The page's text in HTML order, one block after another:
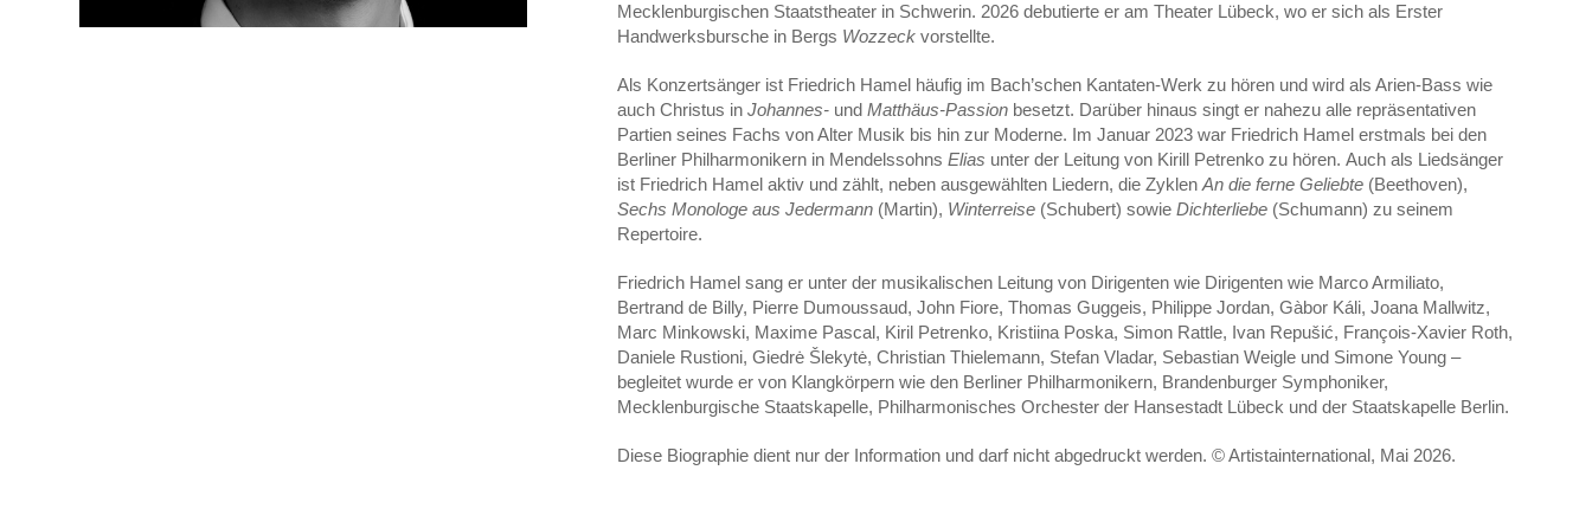
Mecklenburgischen Staatstheater in Schwerin. 2026 debutierte er am Theater Lübeck, wo er sich als Erster
Handwerksbursche in Bergs Wozzeckvorstellte.
Als Konzertsänger ist Friedrich Hamel häufig im Bach’schen Kantaten-Werk zu hören und wird als Arien-Bass wie
auch Christus in Johannes-und Matthäus-Passionbesetzt. Darüber hinaus singt er nahezu alle repräsentativen
Partien seines Fachs von Alter Musik bis hin zur Moderne. Im Januar 2023 war Friedrich Hamel erstmals bei den
Berliner Philharmonikern in Mendelssohns Elias unter der Leitung von Kirill Petrenko zu hören. Auch als Liedsänger
ist Friedrich Hamel aktiv und zählt, neben ausgewählten Liedern, die Zyklen An die ferne Geliebte(Beethoven),
Sechs Monologe aus Jedermann(Martin), Winterreise(Schubert) sowie Dichterliebe(Schumann) zu seinem
Repertoire.
Friedrich Hamel sang er unter der musikalischen Leitung von Dirigenten wie Dirigenten wie Marco Armiliato,
Bertrand de Billy, Pierre Dumoussaud, John Fiore, Thomas Guggeis, Philippe Jordan, Gàbor Káli, Joana Mallwitz,
Marc Minkowski, Maxime Pascal, Kiril Petrenko, Kristiina Poska, Simon Rattle, Ivan Repušić, François-Xavier Roth,
Daniele Rustioni, Giedrė Šlekytė, Christian Thielemann, Stefan Vladar, Sebastian Weigle und Simone Young –
begleitet wurde er von Klangkörpern wie den Berliner Philharmonikern, Brandenburger Symphoniker,
Mecklenburgische Staatskapelle, Philharmonisches Orchester der Hansestadt Lübeck und der Staatskapelle Berlin.
Diese Biographie dient nur der Information und darf nicht abgedruckt werden. © Artistainternational, Mai 2026.